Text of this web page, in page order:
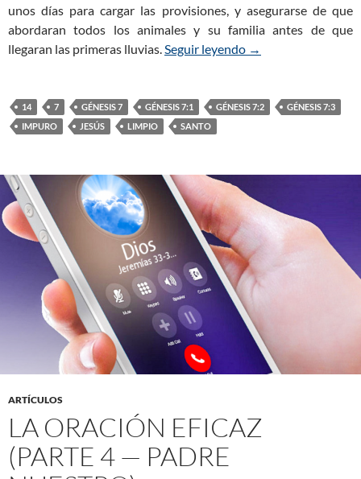
unos días para cargar las provisiones, y asegurarse de que
abordaran todos los animales y su familia antes de que
llegaran las primeras lluvias.Seguir leyendo Génesis 7:1-3 –
→
14 7 GÉNESIS 7 GÉNESIS 7:1 GÉNESIS 7:2
GÉNESIS 7:3
IMPURO
JESÚS LIMPIO SANTO
ARTÍCULOS
LA ORACIÓN EFICAZ
(PARTE 4 — PADRE